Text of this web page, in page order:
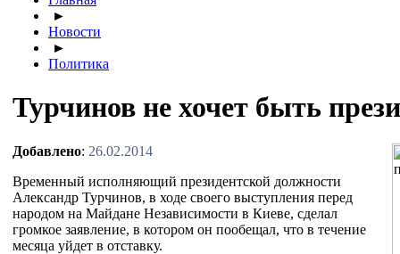
►
Новости
►
Политика
Турчинов не хочет быть
Добавлено: 26.02.2014
Временный исполняющий президентской должности
Александр Турчинов, в ходе своего выступления перед
народом на Майдане Независимости в Киеве, сделал
громкое заявление, в котором он пообещал, что в течение
месяца уйдет в отставку.